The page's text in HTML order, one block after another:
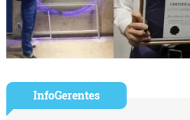
InfoGerentes